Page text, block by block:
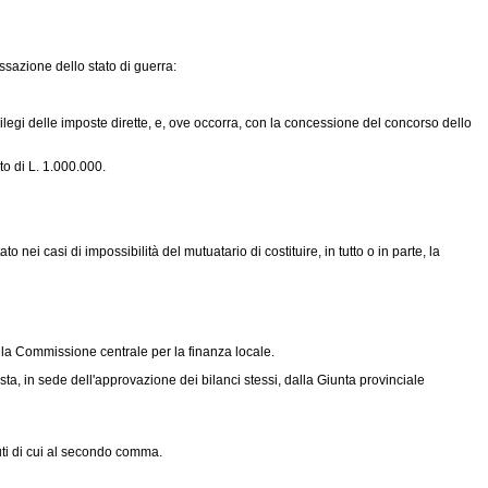
dello stato di guerra:
delle imposte dirette, e, ove occorra, con la concessione del concorso dello
di L. 1.000.000.
nei casi di impossibilità del mutuatario di costituire, in tutto o in parte, la
Commissione centrale per la finanza locale.
in sede dell'approvazione dei bilanci stessi, dalla Giunta provinciale
di cui al secondo comma.